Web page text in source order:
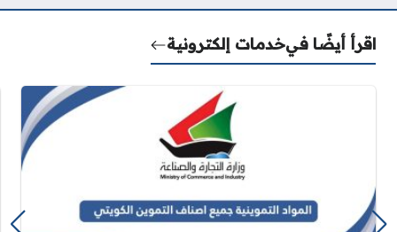
اقرأ أيضًا فيخدمات إلكترونية